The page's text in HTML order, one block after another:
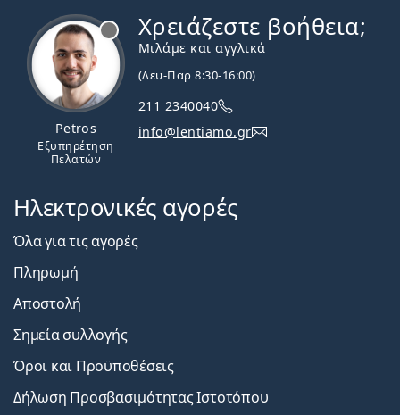
Petros
Εξυπηρέτηση
Πελατών
Χρειάζεστε βοήθεια;
Μιλάμε και αγγλικά
(Δευ-Παρ 8:30-16:00)
211 2340040
info@lentiamo.gr
Ηλεκτρονικές αγορές
Όλα για τις αγορές
Πληρωμή
Αποστολή
Σημεία συλλογής
Όροι και Προϋποθέσεις
Δήλωση Προσβασιμότητας Ιστοτόπου